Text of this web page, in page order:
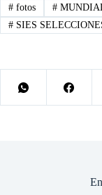
#fotos #
#SIES